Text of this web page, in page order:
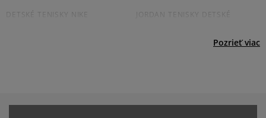
prevod,
DETSKÉ TENISKY NIKE JORDAN TENISKY DETSKÉ
Pozrieť viac